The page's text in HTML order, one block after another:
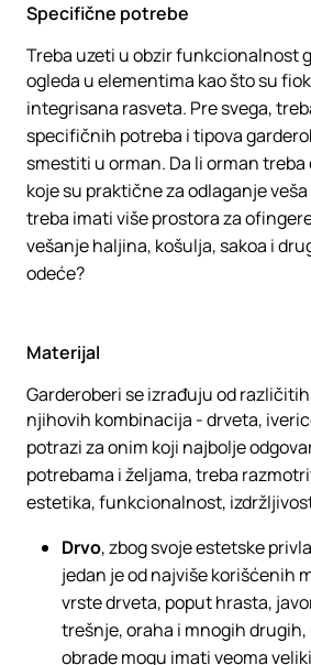
Specifične potrebe
Treba uzeti u obzir funkcionalnost
ogleda u elementima kao što su
integrisana rasveta. Pre svega,
specifičnih potreba i tipova
smestiti u orman. Da li orman treba
koje su praktične za odlaganje
treba imati više prostora za
vešanje haljina, košulja, sakoa i
odeće?
Materijal
Garderoberi se izrađuju od
njihovih kombinacija - drveta,
potrazi za onim koji najbolje
potrebama i željama, treba
estetika, funkcionalnost,
Drvo, zbog svoje estetske
jedan je od najviše korišćenih
vrste drveta, poput hrasta,
trešnje, oraha i mnogih
obrade mogu imati veoma